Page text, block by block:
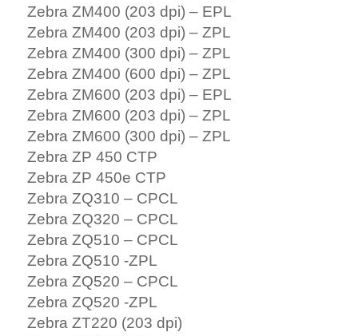
Zebra ZM400 (203 dpi) – EPL
Zebra ZM400 (203 dpi) – ZPL
Zebra ZM400 (300 dpi) – ZPL
Zebra ZM400 (600 dpi) – ZPL
Zebra ZM600 (203 dpi) – EPL
Zebra ZM600 (203 dpi) – ZPL
Zebra ZM600 (300 dpi) – ZPL
Zebra ZP 450 CTP
Zebra ZP 450e CTP
Zebra ZQ310 – CPCL
Zebra ZQ320 – CPCL
Zebra ZQ510 – CPCL
Zebra ZQ510 -ZPL
Zebra ZQ520 – CPCL
Zebra ZQ520 -ZPL
Zebra ZT220 (203 dpi)